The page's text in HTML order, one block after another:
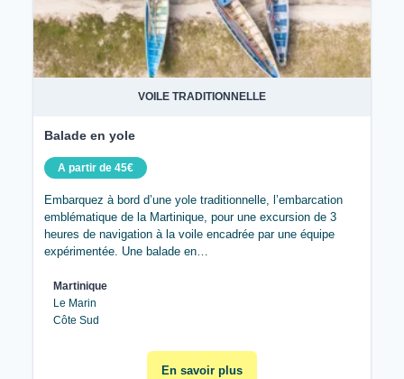
VOILE TRADITIONNELLE
Balade en yole
A partir de 45€
Embarquez à bord d’une yole traditionnelle, l’embarcation
emblématique de la Martinique, pour une excursion de 3
heures de navigation à la voile encadrée par une équipe
expérimentée. Une balade en…
Martinique
Le Marin
Côte Sud
En savoir plus